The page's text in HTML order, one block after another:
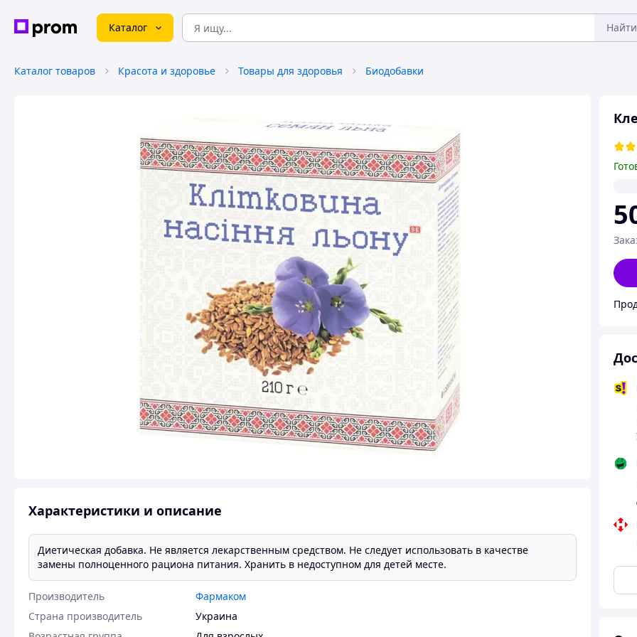
Каталог Найти
Каталог товаров Красота и здоровье Товары для здоровья Биодобавки
Характеристики и описание
Диетическая добавка. Не является лекарственным средством. Не следует использовать в качестве
замены полноценного рациона питания. Хранить в недоступном для детей месте.
Производитель
Фармаком
Страна производитель
Украина